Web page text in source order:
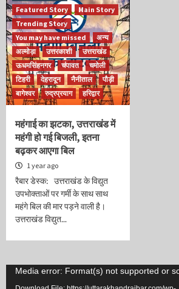
Featured Story
Main Story
Trending Story
You may have missed
अन्य
अल्मोड़ा
उत्तरकाशी
उत्तराखंड
ऊधमसिंहनगर
चंपावत
चमोली
टिहरी
देहरादून नैनीताल
पौड़ी
बागेश्वर
रुद्रप्रयाग हरिद्वार
महंगाई का झटका, उत्तराखंड में
महंगी हो गई बिजली, इतना
बढ़कर आएगा बिल
1 year ago
रैबार डेस्क: उत्तराखंड के विद्युत
उपभोक्ताओं पर गर्मी के साथ साथ
महंगे बिल की मार पड़ने वाली है।
उत्तराखंड विद्युत...
Video
Media error: Format(s) not supported or